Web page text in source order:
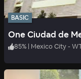
BASIC
One Ciudad de
85% | Mexico City -